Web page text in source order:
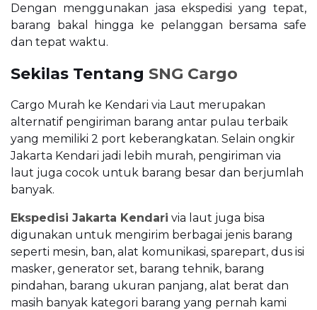
Dengan menggunakan jasa ekspedisi yang tepat,
barang bakal hingga ke pelanggan bersama safe
dan tepat waktu.
Sekilas Tentang SNG Cargo
Cargo Murah ke Kendari via Laut merupakan
alternatif pengiriman barang antar pulau terbaik
yang memiliki 2 port keberangkatan. Selain ongkir
Jakarta Kendari jadi lebih murah, pengiriman via
laut juga cocok untuk barang besar dan berjumlah
banyak.
Ekspedisi Jakarta Kendari via laut juga bisa
digunakan untuk mengirim berbagai jenis barang
seperti mesin, ban, alat komunikasi, sparepart, dus isi
masker, generator set, barang tehnik, barang
pindahan, barang ukuran panjang, alat berat dan
masih banyak kategori barang yang pernah kami